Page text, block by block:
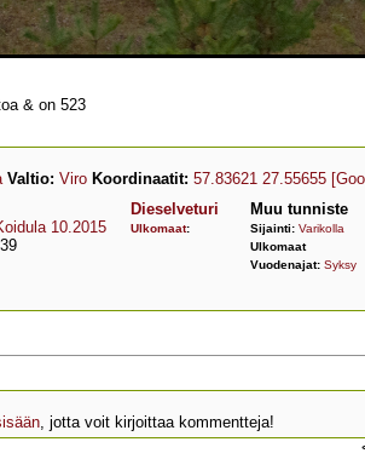
& on 523
Valtio: Viro Koordinaatit: 57.83621 27.55655
10.2015
Dieselveturi
Ulkomaat:
Muu tunniste
Sijainti: Varikolla
Ulkomaat
Vuodenajat: Syksy
, jotta voit kirjoittaa kommentteja!